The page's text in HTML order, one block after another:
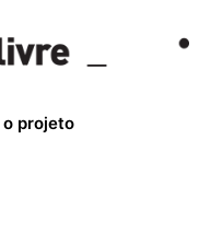
o projeto